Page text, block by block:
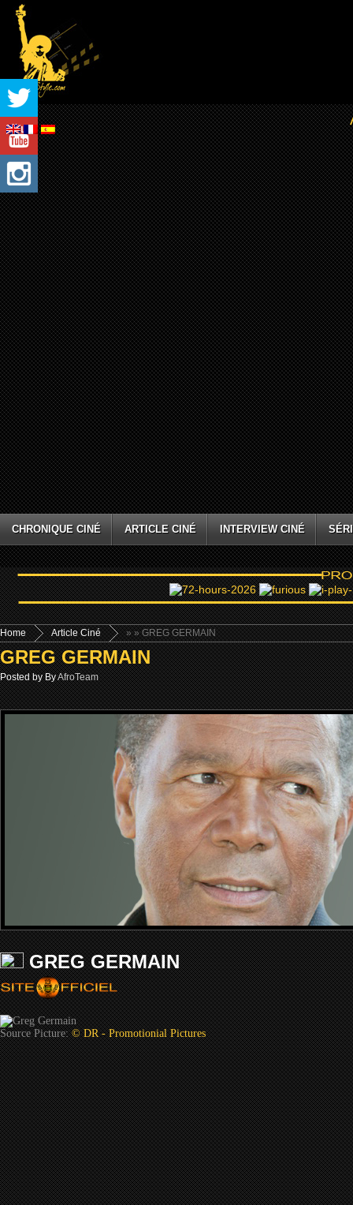
CHRONIQUE CINÉ ARTICLE CINÉ INTERVIEW CINÉ
Home »
Article Ciné » GREG GERMAIN
GREG GERMAIN
Posted by ByAfroTeam
GREG GERMAIN
Source Picture:© DR - Promotionial Pictures